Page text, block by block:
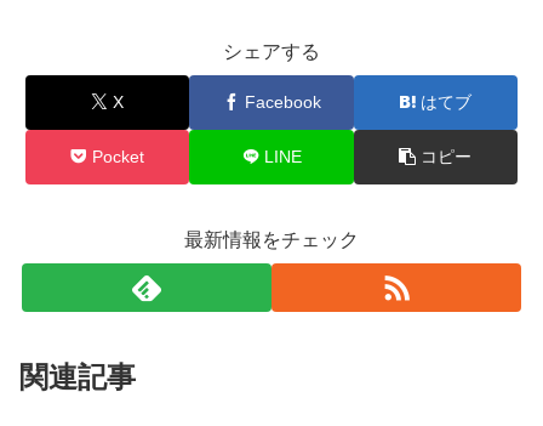
シェアする
X Facebook はてブ
Pocket LINE コピー
最新情報をチェック
関連記事